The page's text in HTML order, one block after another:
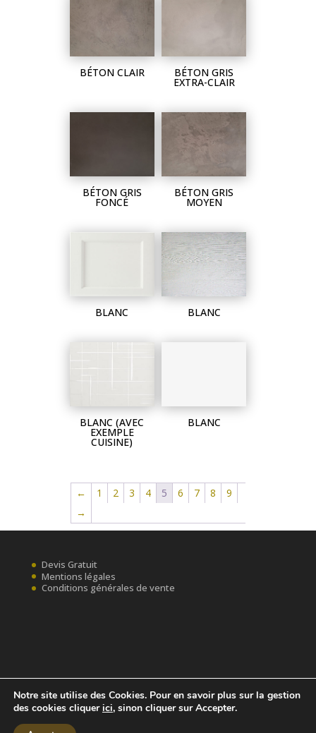
BÉTON CLAIR BÉTON GRIS
EXTRA-CLAIR
BÉTON GRIS
FONCÉ
BÉTON GRIS
MOYEN
BLANC BLANC
BLANC (AVEC
EXEMPLE
CUISINE)
BLANC
← 1 2 3 4 5 6 7 8
9
→
Devis Gratuit
Mentions légales
Conditions générales de vente
Notre site utilise des Cookies. Pour en savoir plus sur la gestion
des cookies cliquerici, sinon cliquer sur Accepter.